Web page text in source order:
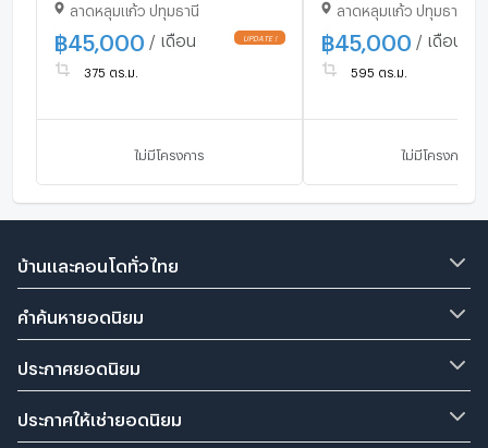
อุดม ติดถนนกาญจนาภิเษก
ด้านหลังร้านอาหารร่มไม้ริมนา /
พื้นที่ใช้สอย 375 ตารางเมตร
รถเทรลเลอร์
ลาดหลุมแก้ว ปทุมธานี
฿ 45,000 / เดือน UPDATE !
375 ตร.ม.
ไม่มีโครงการ
พื้นที่โกดัง 300 ตร.ม.
คอนเทนเนอร์เข้าได้
ลาดหลุมแก้ว ปทุมธานี
฿ 45,000 / เดือน
595 ตร.ม.
ไม่มีโครงการ
บ้านและคอนโดทั่วไทย
คำค้นหายอดนิยม
ประกาศยอดนิยม
ประกาศให้เช่ายอดนิยม